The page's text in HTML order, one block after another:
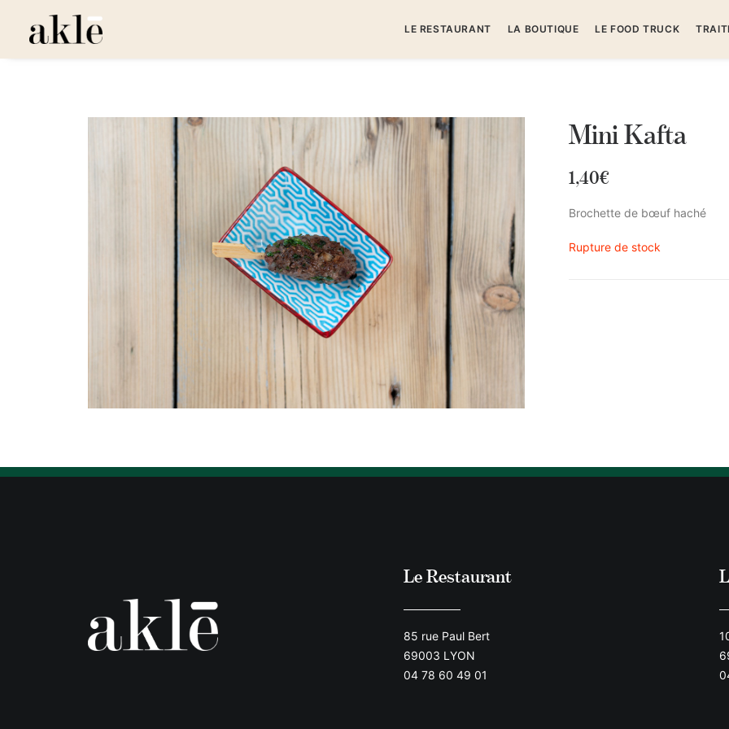
LE RESTAURANT LA BOUTIQUE LE FOOD TRUCK
Mini Kafta
1,40€
Brochette de bœuf haché
Rupture de stock
Le Restaurant
85 rue Paul Bert
69003 LYON
04 78 60 49 01